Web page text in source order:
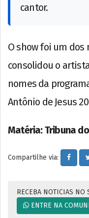
cantor.
O show foi um dos
consolidou o
nomes da
Antônio de Jesus
Matéria: Tribuna
Compartilhe via:
RECEBA NOTICIAS NO
ENTRE NA